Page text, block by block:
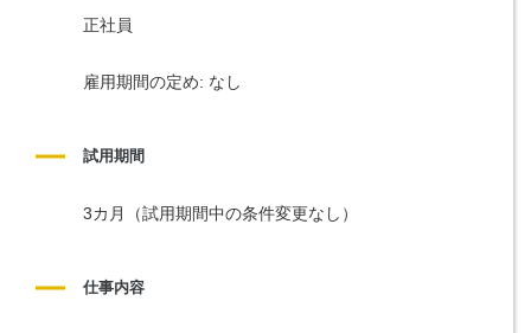
正社員
雇用期間の定め: なし
試用期間
3カ月（試用期間中の条件変更なし）
仕事内容